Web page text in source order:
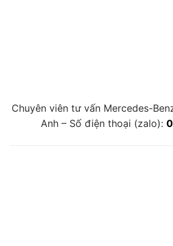
Chuyên viên tư vấn Mercedes-
Anh – Số điện thoại (zalo):